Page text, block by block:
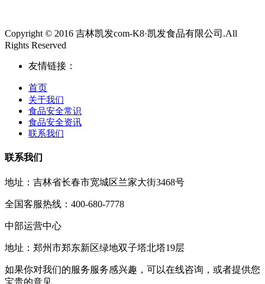
Copyright © 2016 吉林凯发com-K8·凯发食品有限公司.All
Rights Reserved
友情链接：
首页
关于我们
食品安全常识
食品安全资讯
联系我们
联系我们
地址：吉林省长春市宽城区兰家大街3468号
全国客服热线：400-680-7778
中部运营中心
地址：郑州市郑东新区绿地双子塔北塔19层
如果你对我们的服务服务感兴趣，可以在线咨询，或者提供您